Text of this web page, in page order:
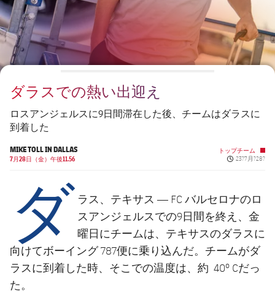
レジェンド
監督
プレスパス
Facilities
順位表
結果
順位表
plusicon
label.aria.plus
スケジュール
チケット
結果
順位表
PLUSICON
LABEL.ARIA.PLUS
トップチーム
スケジュール
チケット
結果
順位表
PLUSICON
LABEL.ARIA.PLUS
トップチーム
スケジュール
チケット
結果
順位表
トップチーム
plusicon
label.aria.plus
スケジュール
チケット
ダラスでの熱い出迎え
ロスアンジェルスに9日間滞在した後、チームはダラスに
到着した
MIKE TOLL IN DALLAS
7月28日（金）午後11.56
トップチーム
Published
23?7月?28?
ダ ラス、テキサス — FC バルセロナのロ
スアンジェルスでの9日間を終え、金
曜日にチームは、テキサスのダラスに
向けてボーイング 787便に乗り込んだ。チームがダ
ラスに到着した時、そこでの温度は、約 40º Cだっ
た。